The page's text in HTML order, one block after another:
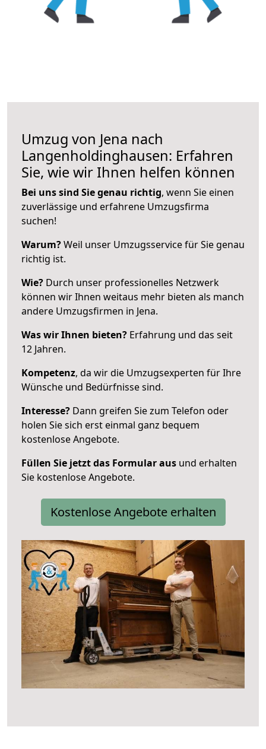
Umzug von Jena nach
Langenholdinghausen: Erfahren
Sie, wie wir Ihnen helfen können
Bei uns sind Sie genau richtig, wenn Sie einen
zuverlässige und erfahrene Umzugsfirma
suchen!
Warum?Weil unser Umzugsservice für Sie genau
richtig ist.
Wie? Durch unser professionelles Netzwerk
können wir Ihnen weitaus mehr bieten als manch
andere Umzugsfirmen in Jena.
Was wir Ihnen bieten? Erfahrung und das seit
12 Jahren.
Kompetenz, da wir die Umzugsexperten für Ihre
Wünsche und Bedürfnisse sind.
Interesse? Dann greifen Sie zum Telefon oder
holen Sie sich erst einmal ganz bequem
kostenlose Angebote.
Füllen Sie jetzt das Formular aus und erhalten
Sie kostenlose Angebote.
Kostenlose Angebote erhalten